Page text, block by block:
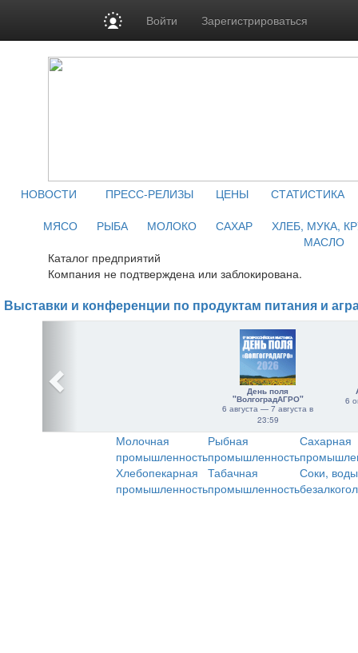
Войти Зарегистрироваться
НОВОСТИ ПРЕСС-РЕЛИЗЫ ЦЕНЫ
СТАТИСТИКА
МЯСО
РЫБА МОЛОКО САХАР
ХЛЕБ, МУКА,
МАСЛО
Каталог предприятий
Компания не подтверждена или заблокирована.
Выставки и конференции по продуктам питания и
День поля
"ВолгоградАГРО"
6 августа — 7 августа в
23:59
6
Молочная
промышленность
Рыбная
промышленность
Сахарная
Хлебопекарная
промышленность
Табачная
промышленность
Соки,